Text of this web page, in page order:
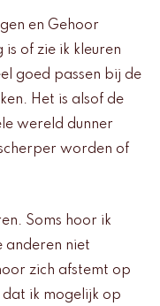
en Gehoor
of zie ik kleuren
goed passen bij de
Het is alsof de
wereld dunner
worden of
Soms hoor ik
anderen niet
zich afstemt op
dat ik mogelijk op